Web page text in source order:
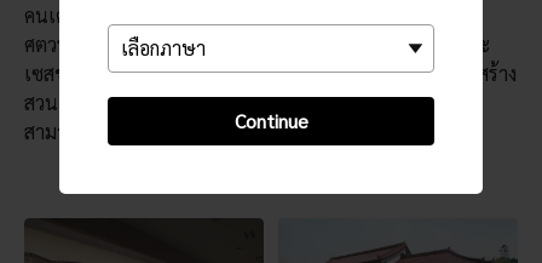
Continue
คนเคยอาศัยอยู่ที่นี่ ได้แก่: คะคิโนโมโตะ ฮิโตมารุ กวีสมัย
ศตวรรษที่ 7 ผู้ได้รับการยกย่องว่าเป็น “เทพแห่งบทกวี” และ
เซสชุ โทโยะ ศิลปินและพระเซนผู้มีชื่อเสียง ซึ่งฝากฝีมือการสร้าง
สวนเซนที่น่าอัศจรรย์ไว้ในวัดต่างๆ ในบริเวณใกล้เคียง คุณ
สามารถศึกษาชีวิตของท่านได้ที่พิพิธภัณฑ์อนุสรณ์เซสชุ